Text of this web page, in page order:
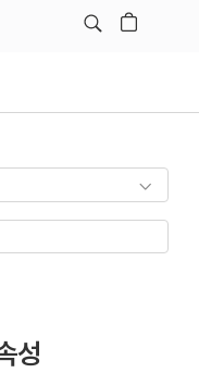
성